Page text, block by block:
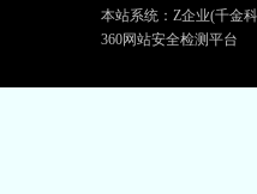
本站系统：Z企业(千金
360网站安全检测平台